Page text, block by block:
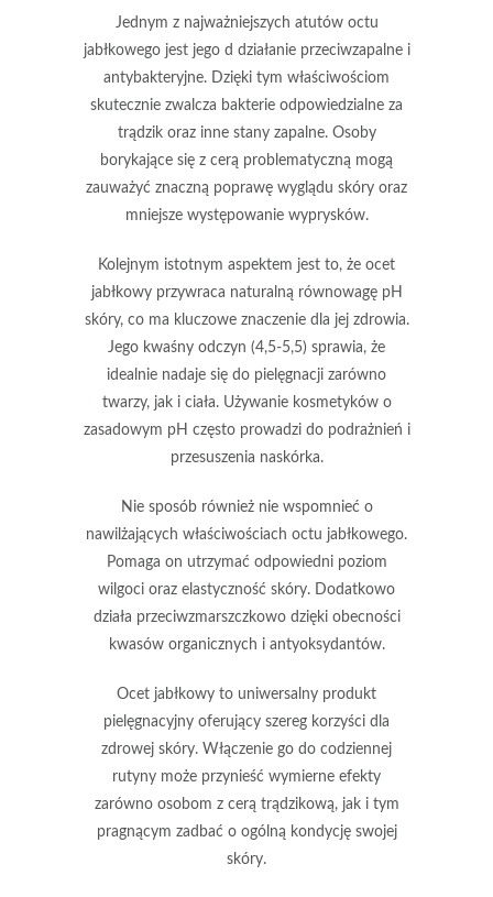
Jednym z najważniejszych atutów octu
jabłkowego jest jego d działanie przeciwzapalnei
antybakteryjne. Dzięki tym właściwościom
skutecznie zwalcza bakterie odpowiedzialne za
trądzik oraz inne stany zapalne. Osoby
borykające się z cerą problematyczną mogą
zauważyć znaczną poprawę wyglądu skóry oraz
mniejsze występowanie wyprysków.
Kolejnym istotnym aspektem jest to, że ocet
jabłkowy przywraca naturalną równowagę pH
skóry, co ma kluczowe znaczenie dla jej zdrowia.
Jego kwaśny odczyn (4,5-5,5) sprawia, że
idealnie nadaje się do pielęgnacji zarówno
twarzy, jak i ciała. Używanie kosmetyków o
zasadowym pH często prowadzi do podrażnień i
przesuszenia naskórka.
Nie sposób również nie wspomnieć o
nawilżających właściwościach octu jabłkowego.
Pomaga on utrzymać odpowiedni poziom
wilgoci oraz elastyczność skóry. Dodatkowo
działa przeciwzmarszczkowo dzięki obecności
kwasów organicznych i antyoksydantów.
Ocet jabłkowy to uniwersalny produkt
pielęgnacyjny oferujący szereg korzyści dla
zdrowej skóry. Włączenie go do codziennej
rutyny może przynieść wymierne efekty
zarówno osobom z cerą trądzikową, jak i tym
pragnącym zadbać o ogólną kondycję swojej
skóry.